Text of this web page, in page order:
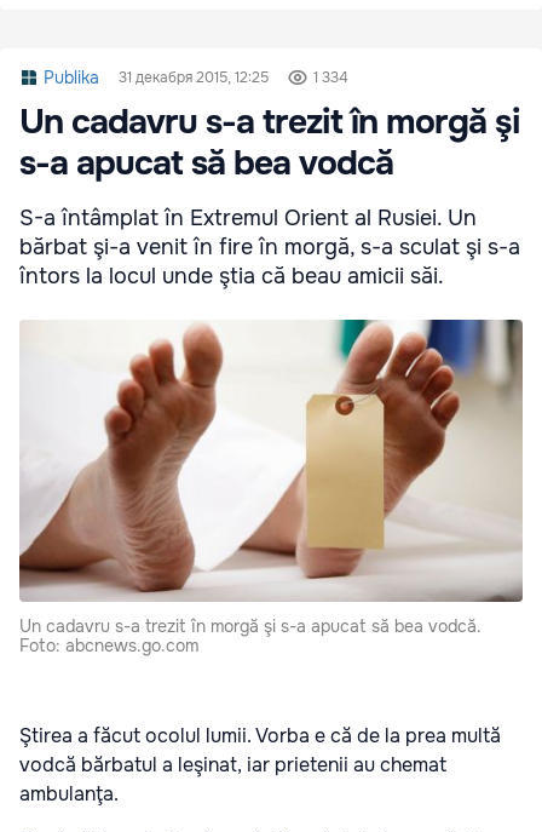
Publika 31 декабря 2015, 12:25 1 334
Un cadavru s-a trezit în morgă şi
s-a apucat să bea vodcă
S-a întâmplat în Extremul Orient al Rusiei. Un
bărbat şi-a venit în fire în morgă, s-a sculat şi s-a
întors la locul unde ştia că beau amicii săi.
Un cadavru s-a trezit în morgă şi s-a apucat să bea vodcă.
Foto: abcnews.go.com
Ştirea a făcut ocolul lumii. Vorba e că de la prea multă
vodcă bărbatul a leşinat, iar prietenii au chemat
ambulanţa.